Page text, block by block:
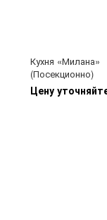
Кухня «Милана»
(Посекционно)
Цену